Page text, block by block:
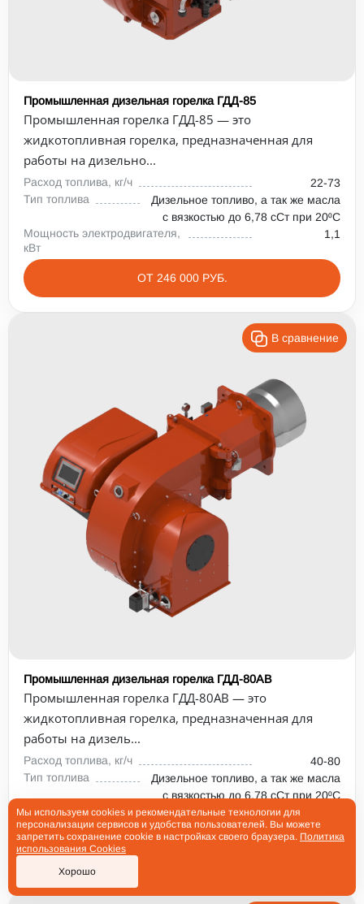
Промышленная дизельная горелка ГДД-85
Промышленная горелка ГДД-85 — это
жидкотопливная горелка, предназначенная для
работы на дизельно...
Расход топлива, кг/ч
22-73
Тип топлива
Дизельное топливо, а так же масла
с вязкостью до 6,78 сСт при 20⁰С
Мощность электродвигателя,
кВт
1,1
ОТ 246 000 РУБ.
В сравнение
Промышленная дизельная горелка ГДД-80АВ
Промышленная горелка ГДД-80АВ — это
жидкотопливная горелка, предназначенная для
работы на дизель...
Расход топлива, кг/ч
40-80
Тип топлива
Дизельное топливо, а так же масла
с вязкостью до 6,78 сСт при 20⁰С
Мощность электродвигателя,
кВт
ОТ 248 000 РУБ.
Мы используем cookies и рекомендательные технологии для
персонализации сервисов и удобства пользователей. Вы можете
запретить сохранение cookie в настройках своего браузера. Политика
использования Cookies
Хорошо